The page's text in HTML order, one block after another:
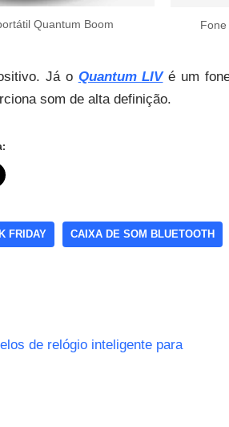
Quantum Boom
Já o Quantum LIVé um
som de alta definição.
FRIDAY CAIXA DE SOM BLUETOOTH
de relógio inteligente para